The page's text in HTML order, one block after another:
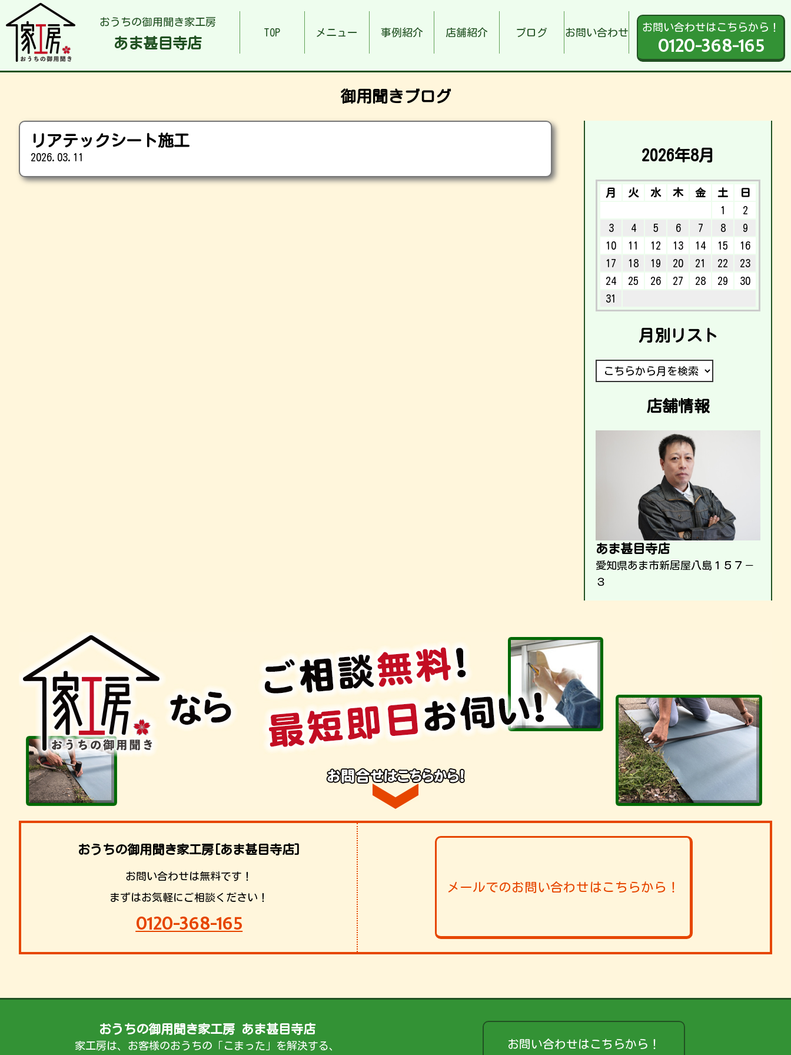
おうちの御用聞き家工房
あま甚目寺店
TOP メニュー 事例紹介 店舗紹介 ブログ お問い合わせ お問い合わせはこちらから！
0120-368-165
御用聞きブログ
リアテックシート施工
2026.03.11 2026年8月
月 火 水 木 金 土
日
1
2
3
4 5 6 7 8
9
10
11 12 13 14 15
16
17
18 19 20 21 22
23
24
25 26 27 28 29
30
31
月別リスト
店舗情報
あま甚目寺店
愛知県あま市新居屋八島１５７－
３
おうちの御用聞き家工房[あま甚目寺店]
お問い合わせは無料です！
まずはお気軽にご相談ください！
0120-368-165
メールでのお問い合わせはこちらから！
おうちの御用聞き家工房 あま甚目寺店
家工房は、お客様のおうちの「こまった」を解決する、 お問い合わせはこちらから！